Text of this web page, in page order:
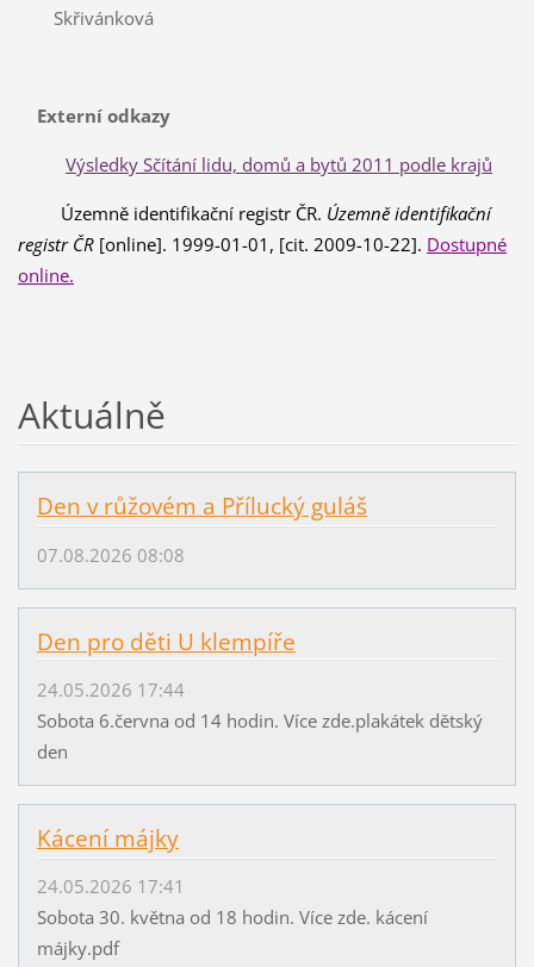
Skřivánková
Externí odkazy
Výsledky Sčítání lidu, domů a bytů 2011 podle krajů
Územně identifikační registr ČR. Územně identifikační
registr ČR[online]. 1999-01-01, [cit. 2009-10-22]. Dostupné
online.
Aktuálně
Den v růžovém a Přílucký guláš
07.08.2026 08:08
Den pro děti U klempíře
24.05.2026 17:44
Sobota 6.června od 14 hodin. Více zde.plakátek dětský
den
Kácení májky
24.05.2026 17:41
Sobota 30. května od 18 hodin. Více zde. kácení
májky.pdf